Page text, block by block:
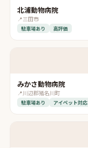
北浦動物病院
📍三田市
駐車場あり 高評価
みかさ動物病院
📍川辺郡猪名川町
駐車場あり アイペット対応